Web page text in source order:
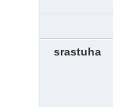
srastuha